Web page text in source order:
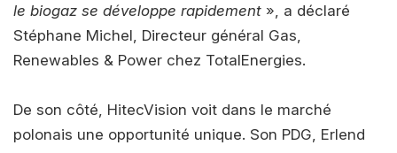
le biogaz se développe rapidement », a déclaré
Stéphane Michel, Directeur général Gas,
Renewables & Power chez TotalEnergies.
De son côté, HitecVision voit dans le marché
polonais une opportunité unique. Son PDG, Erlend